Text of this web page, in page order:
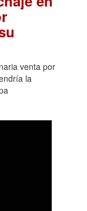
venta por
la